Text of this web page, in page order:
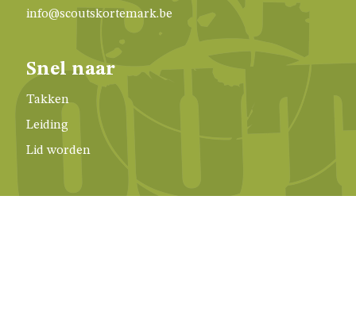
JINS
AKABE
INSCHRIJVEN
info@scoutskortemark.be
Snel naar
Takken
Leiding
Lid worden